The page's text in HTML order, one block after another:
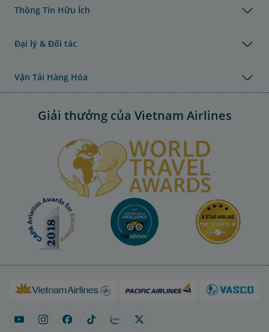
Thông Tin Hữu Ích
Đại lý & Đối tác
Vận Tải Hàng Hóa
Giải thưởng của Vietnam Airlines